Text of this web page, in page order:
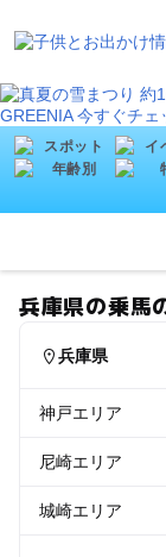
兵庫県の乗馬
兵庫県
神戸エリア
尼崎エリア
城崎エリア